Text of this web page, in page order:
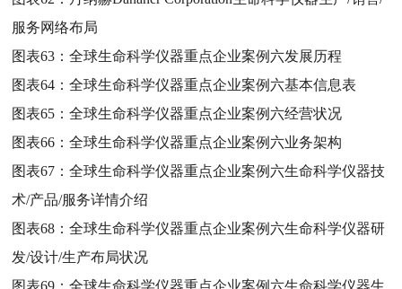
服务网络布局
图表63：全球生命科学仪器重点企业案例六发展历程
图表64：全球生命科学仪器重点企业案例六基本信息表
图表65：全球生命科学仪器重点企业案例六经营状况
图表66：全球生命科学仪器重点企业案例六业务架构
图表67：全球生命科学仪器重点企业案例六生命科学仪器技
术/产品/服务详情介绍
图表68：全球生命科学仪器重点企业案例六生命科学仪器研
发/设计/生产布局状况
图表69：全球生命科学仪器重点企业案例六生命科学仪器生